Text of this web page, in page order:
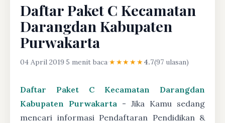
Daftar Paket C Kecamatan
Darangdan Kabupaten
Purwakarta
04 April 2019·5 menit baca·★★★★★4.7(97 ulasan)
Daftar Paket C Kecamatan Darangdan
Kabupaten Purwakarta - Jika Kamu sedang
mencari informasi Pendaftaran Pendidikan &